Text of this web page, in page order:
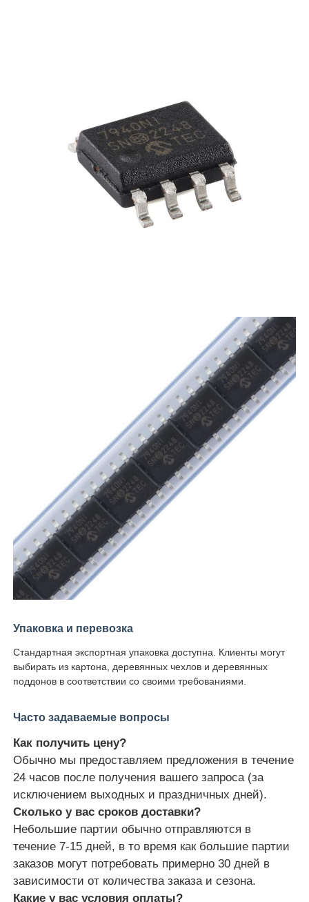
Упаковка и перевозка
Стандартная экспортная упаковка доступна. Клиенты могут
выбирать из картона, деревянных чехлов и деревянных
поддонов в соответствии со своими требованиями.
Часто задаваемые вопросы
Как получить цену?
Обычно мы предоставляем предложения в течение
24 часов после получения вашего запроса (за
исключением выходных и праздничных дней).
Сколько у вас сроков доставки?
Небольшие партии обычно отправляются в
течение 7-15 дней, в то время как большие партии
заказов могут потребовать примерно 30 дней в
зависимости от количества заказа и сезона.
Какие у вас условия оплаты?